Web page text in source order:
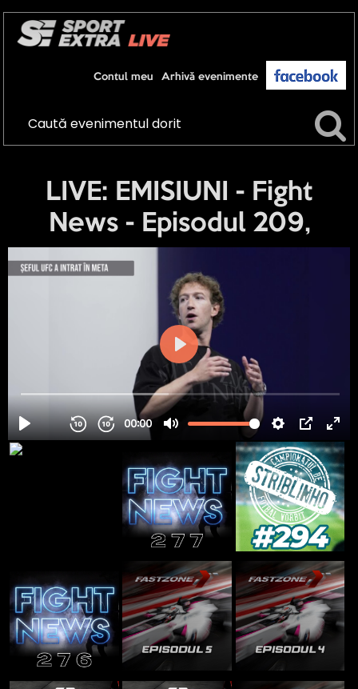
Arhivă evenimente
Contul meu
LIVE: EMISIUNI - Fight
News - Episodul 209,